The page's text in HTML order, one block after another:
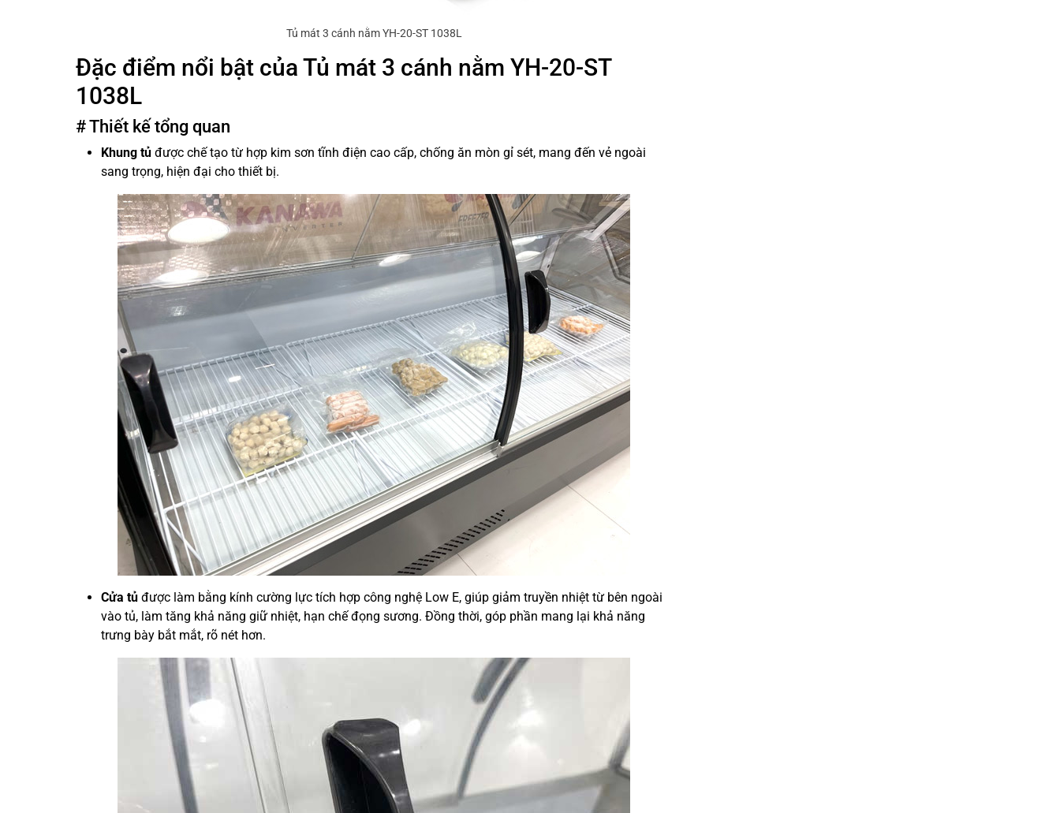
Tủ mát 3 cánh nằm YH-20-ST 1038L
Đặc điểm nổi bật của Tủ mát 3 cánh nằm YH-20-ST
1038L
# Thiết kế tổng quan
Khung tủ được chế tạo từ hợp kim sơn tĩnh điện cao cấp, chống ăn mòn gỉ sét, mang đến vẻ ngoài
sang trọng, hiện đại cho thiết bị.
Cửa tủ được làm bằng kính cường lực tích hợp công nghệ Low E, giúp giảm truyền nhiệt từ bên ngoài
vào tủ, làm tăng khả năng giữ nhiệt, hạn chế đọng sương. Đồng thời, góp phần mang lại khả năng
trưng bày bắt mắt, rõ nét hơn.